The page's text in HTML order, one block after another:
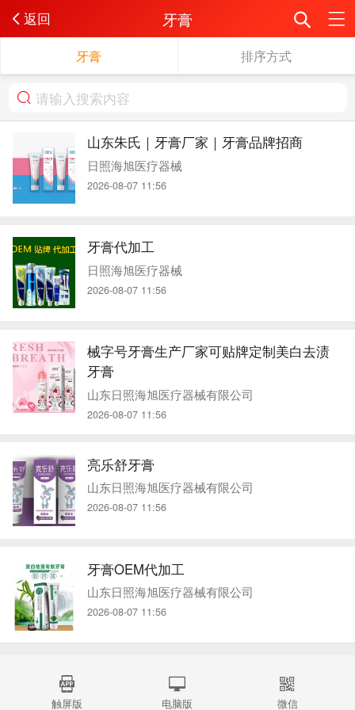
返回 牙膏
牙膏 排序方式
山东朱氏｜牙膏厂家｜牙膏品牌招商
日照海旭医疗器械
2026-08-07 11:56
牙膏代加工
日照海旭医疗器械
2026-08-07 11:56
械字号牙膏生产厂家可贴牌定制美白去渍
牙膏
山东日照海旭医疗器械有限公司
2026-08-07 11:56
亮乐舒牙膏
山东日照海旭医疗器械有限公司
2026-08-07 11:56
牙膏OEM代加工
山东日照海旭医疗器械有限公司
2026-08-07 11:56
触屏版 电脑版 微信